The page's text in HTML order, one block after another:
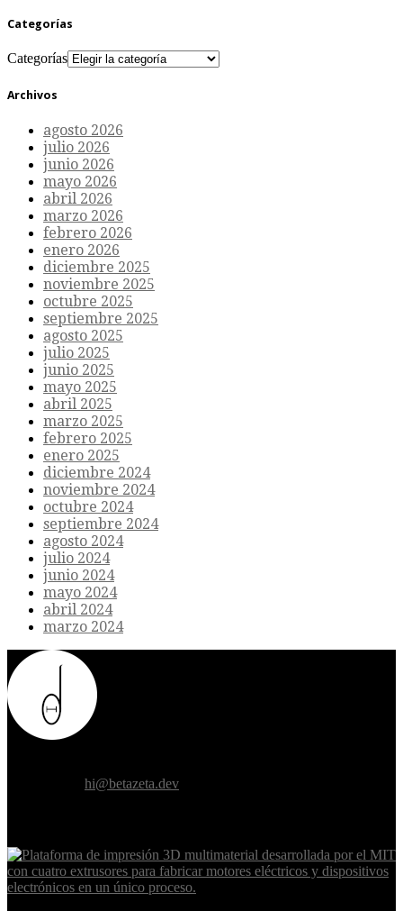
Categorías
Categorías
Archivos
agosto 2026
julio 2026
junio 2026
mayo 2026
abril 2026
marzo 2026
febrero 2026
enero 2026
diciembre 2025
noviembre 2025
octubre 2025
septiembre 2025
agosto 2025
julio 2025
junio 2025
mayo 2025
abril 2025
marzo 2025
febrero 2025
enero 2025
diciembre 2024
noviembre 2024
octubre 2024
septiembre 2024
agosto 2024
julio 2024
junio 2024
mayo 2024
abril 2024
marzo 2024
hi@betazeta.dev